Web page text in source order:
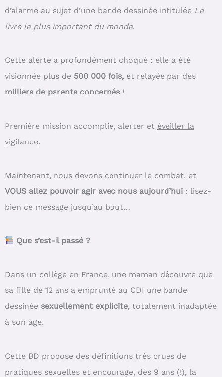
d’alarme au sujet d’une bande dessinée intitulée Le
livre le plus important du monde.
Cette alerte a profondément choqué : elle a été
visionnée plus de 500 000 fois, et relayée par des
milliers de parents concernés !
Première mission accomplie, alerter et éveiller la
vigilance.
Maintenant, nous devons continuer le combat, et
VOUS allez pouvoir agir avec nous aujourd’hui : lisez-
bien ce message jusqu’au bout…
Que s’est-il passé ?
Dans un collège en France, une maman découvre que
sa fille de 12 ans a emprunté au CDI une bande
dessinée sexuellement explicite, totalement inadaptée
à son âge.
Cette BD propose des définitions très crues de
pratiques sexuelles et encourage, dès 9 ans (!), la